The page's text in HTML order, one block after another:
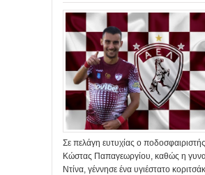
Σε πελάγη ευτυχίας ο
Κώστας Παπαγεωργίου, καθώς η
Ντίνα, γέννησε ένα υγιέστατο